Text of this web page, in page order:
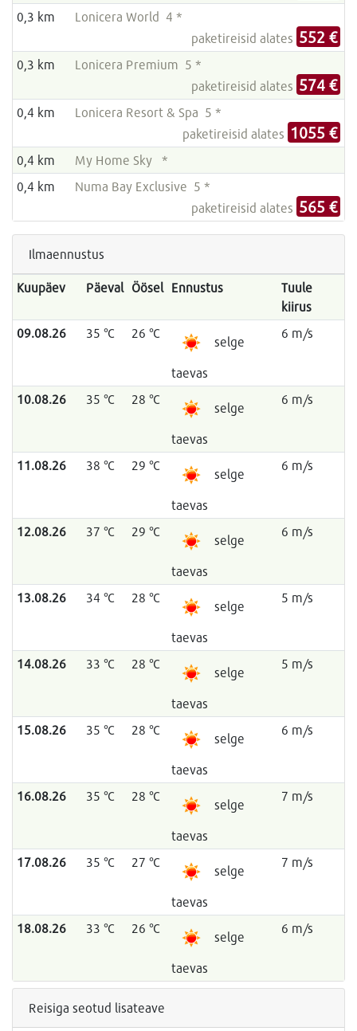
0,3 km
Lonicera World 4 *
paketireisid alates 552 €
0,3 km
Lonicera Premium 5 *
paketireisid alates 574 €
0,4 km
Lonicera Resort & Spa 5 *
paketireisid alates 1055 €
0,4 km
My Home Sky *
0,4 km
Numa Bay Exclusive 5 *
paketireisid alates 565 €
Ilmaennustus
Kuupäev Päeval Öösel Ennustus
Tuule
kiirus
09.08.26
35 °C 26 °C
selge
taevas
6 m/s
10.08.26 35 °C 28 °C
selge
taevas
6 m/s
11.08.26 38 °C 29 °C
selge
taevas
6 m/s
12.08.26 37 °C 29 °C
selge
taevas
6 m/s
13.08.26 34 °C 28 °C
selge
taevas
5 m/s
14.08.26 33 °C 28 °C
selge
taevas
5 m/s
15.08.26 35 °C 28 °C
selge
taevas
6 m/s
16.08.26 35 °C 28 °C
selge
taevas
7 m/s
17.08.26 35 °C 27 °C
selge
taevas
7 m/s
18.08.26 33 °C 26 °C
selge
taevas
6 m/s
Reisiga seotud lisateave